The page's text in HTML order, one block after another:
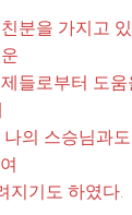
분을 가지고
운
들로부터 도움
의 스승님과
지기도 하였다.